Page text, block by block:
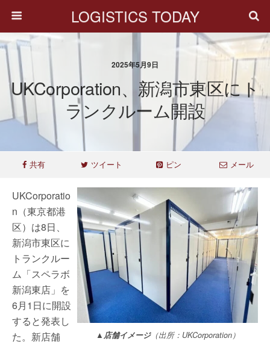
LOGISTICS TODAY
2025年5月9日
UKCorporation、新潟市東区にト
ランクルーム開設
共有 ツイート ピン メール
▲店舗イメージ（出所：UKCorporation）
UKCorporatio
n（東京都港
区）は8日、
新潟市東区に
トランクルー
ム「スペラボ
新潟東店」を
6月1日に開設
すると発表し
た。新店舗